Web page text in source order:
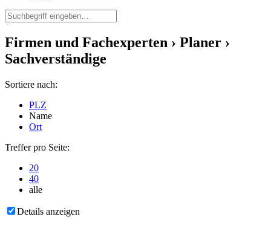
Firmen und Fachexperten › Planer ›
Sachverständige
Sortiere nach:
PLZ
Name
Ort
Treffer pro Seite:
20
40
alle
Details anzeigen